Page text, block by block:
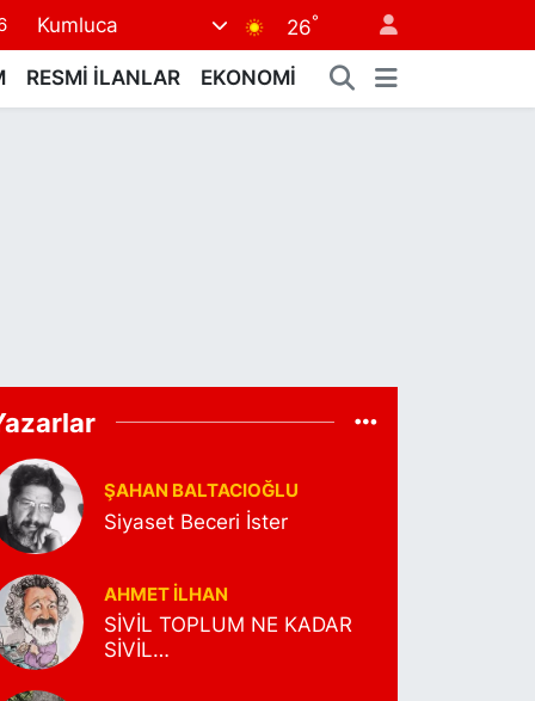
Kumluca 26°
RESMİ İLANLAR EKONOMİ
ŞAHAN BALTACIOĞLU
Siyaset Beceri İster
AHMET İLHAN
SİVİL TOPLUM NE KADAR
SİVİL…